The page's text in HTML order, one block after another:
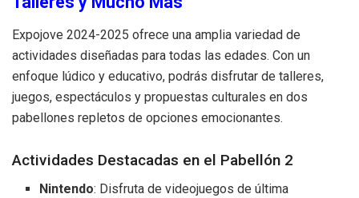
Expojove 2024-2025 ofrece una amplia variedad de
actividades diseñadas para todas las edades. Con un
enfoque lúdico y educativo, podrás disfrutar de talleres,
juegos, espectáculos y propuestas culturales en dos
pabellones repletos de opciones emocionantes.
Actividades Destacadas en el Pabellón 2
Nintendo: Disfruta de videojuegos de última